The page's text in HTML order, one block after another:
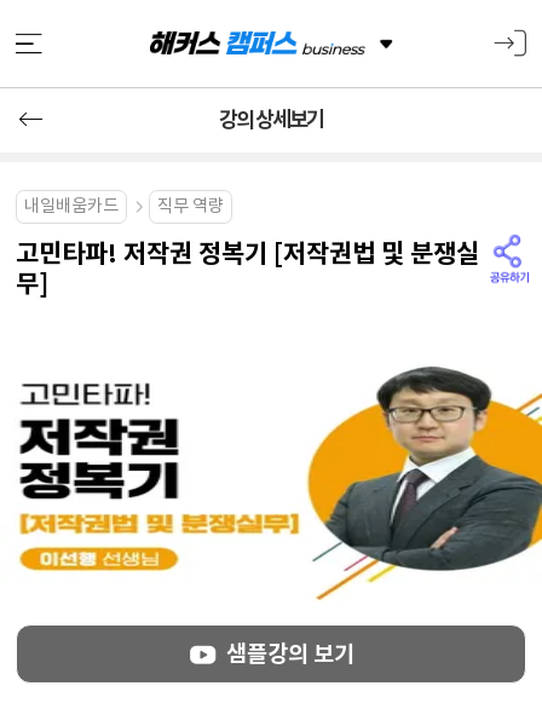
강의 상세보기
내일배움카드 직무 역량
고민타파! 저작권 정복기 [저작권법 및 분쟁실
무]
샘플강의 보기